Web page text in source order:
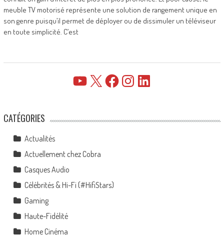
meuble TV motorisé représente une solution de rangement unique en
son genre puisqu’il permet de déployer ou de dissimuler un téléviseur
en toute simplicité. C’est
YouTube FacebookInstagramLinkedIn
CATÉGORIES
Actualités
Actuellement chez Cobra
Casques Audio
Célébrités & Hi-Fi (#HifiStars)
Gaming
Haute-Fidélité
Home Cinéma